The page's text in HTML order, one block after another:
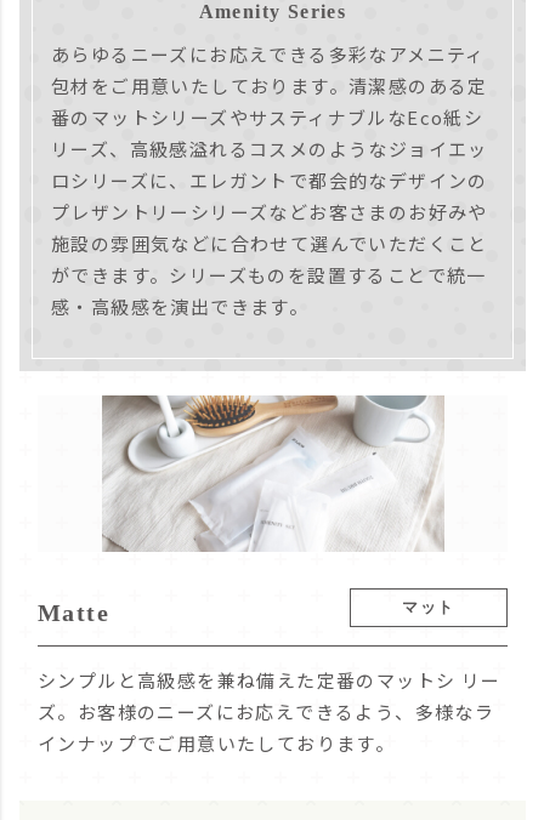
Amenity Series
あらゆるニーズにお応えできる多彩なアメニティ
包材をご用意いたしております。 清潔感のある定
番のマットシリーズやサスティナブルなEco紙シ
リーズ、 高級感溢れるコスメのようなジョイエッ
ロシリーズに、 エレガントで都会的なデザインの
プレザントリーシリーズなどお客さまのお好みや
施設の雰囲気などに合わせて選んでいただくこと
ができます。 シリーズものを設置することで統一
感・高級感を演出できます。
Matte マット
シンプルと高級感を兼ね備えた定番のマットシ リー
ズ。お客様のニーズにお応えできるよう、多様なラ
インナップでご用意いたしております。